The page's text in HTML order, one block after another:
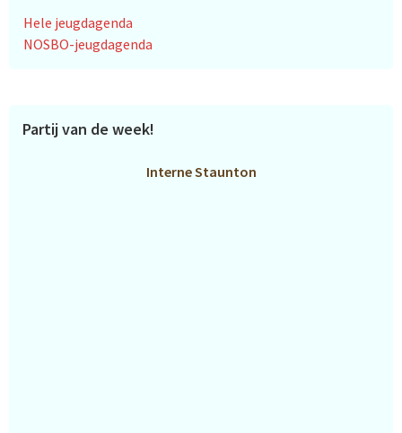
Hele jeugdagenda
NOSBO-jeugdagenda
Partij van de week!
Interne Staunton